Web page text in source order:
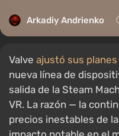
Arkadiy Andrienko
Valve ajustó sus planes
nueva línea de
salida de la Steam
VR. La razón — la
precios inestables de